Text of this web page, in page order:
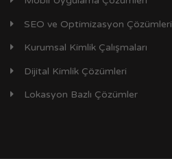
SEO ve Optimizasyon Çözümleri
Kurumsal Kimlik Çalışmaları
Dijital Kimlik Çözümleri
Lokasyon Bazlı Çözümler